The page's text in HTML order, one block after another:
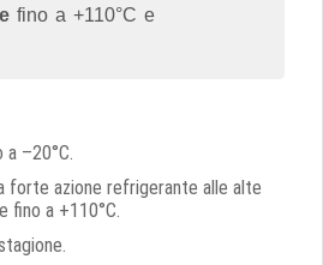
fino a +110°C e
–20°C.
forte azione refrigerante alle alte
fino a +110°C.